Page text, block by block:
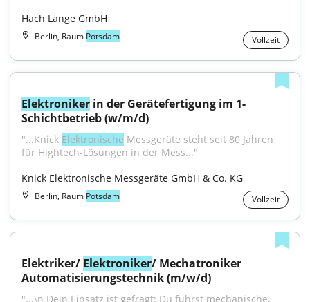
Hach Lange GmbH
Berlin, Raum Potsdam Vollzeit
Elektroniker in der Gerätefertigung im 1-
Schichtbetrieb (w/m/d)
"...Knick Elektronische Messgeräte steht seit 80 Jahren
für Hightech-Lösungen in der Mess..."
Knick Elektronische Messgeräte GmbH & Co. KG
Berlin, Raum Potsdam Vollzeit
Elektriker/ Elektroniker/ Mechatroniker
Automatisierungstechnik (m/w/d)
"...\n Dein Einsatz ist gefragt: Du führst mechanische,